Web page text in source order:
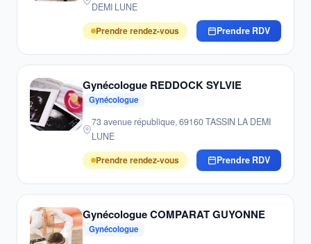
DEMI LUNE
Prendre rendez-vous
Prendre RDV
Gynécologue REDDOCK SYLVIE
Gynécologue
73 avenue république, 69160 TASSIN LA DEMI
LUNE
Prendre rendez-vous
Prendre RDV
Gynécologue COMPARAT GUYONNE
Gynécologue